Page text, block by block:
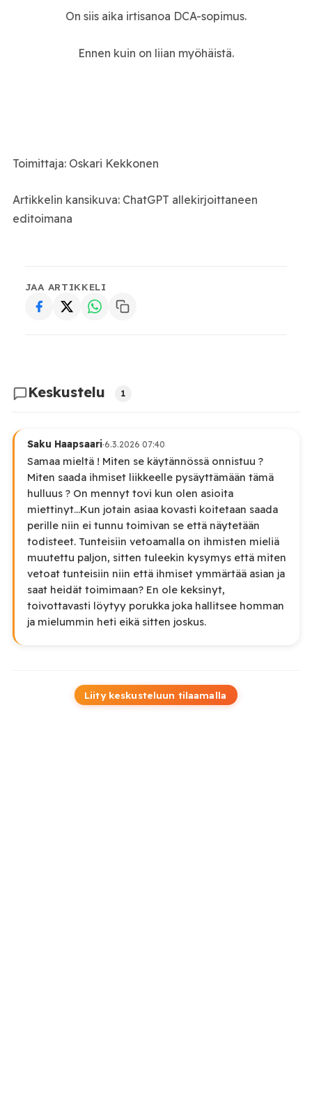
On siis aika irtisanoa DCA-sopimus.
Ennen kuin on liian myöhäistä.
Toimittaja: Oskari Kekkonen
Artikkelin kansikuva: ChatGPT allekirjoittaneen
editoimana
JAA ARTIKKELI
Keskustelu 1
Saku Haapsaari·6.3.2026 07:40
Samaa mieltä ! Miten se käytännössä onnistuu ?
Miten saada ihmiset liikkeelle pysäyttämään tämä
hulluus ? On mennyt tovi kun olen asioita
miettinyt...Kun jotain asiaa kovasti koitetaan saada
perille niin ei tunnu toimivan se että näytetään
todisteet. Tunteisiin vetoamalla on ihmisten mieliä
muutettu paljon, sitten tuleekin kysymys että miten
vetoat tunteisiin niin että ihmiset ymmärtää asian ja
saat heidät toimimaan? En ole keksinyt,
toivottavasti löytyy porukka joka hallitsee homman
ja mielummin heti eikä sitten joskus.
Liity keskusteluun tilaamalla